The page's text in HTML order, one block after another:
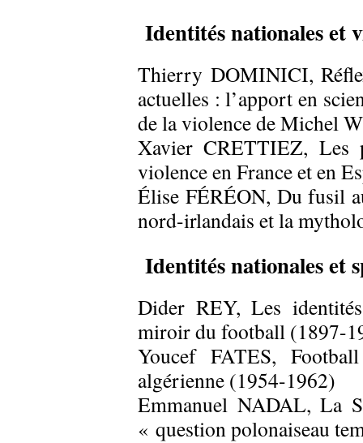
Identités nationales et
Thierry DOMINICI,
actuelles : l’apport en
de la violence de Michel
Xavier CRETTIEZ, Les
violence en France et en
Élise FÉRÉON, Du fusil
nord-irlandais et la
Identités nationales et
Dider REY, Les
miroir du football (1897-
Youcef FATES,
algérienne (1954-1962)
Emmanuel NADAL, La
« question polonaiseau